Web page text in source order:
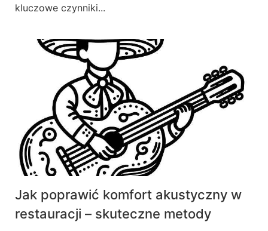
kluczowe czynniki...
Jak poprawić komfort akustyczny w
restauracji – skuteczne metody